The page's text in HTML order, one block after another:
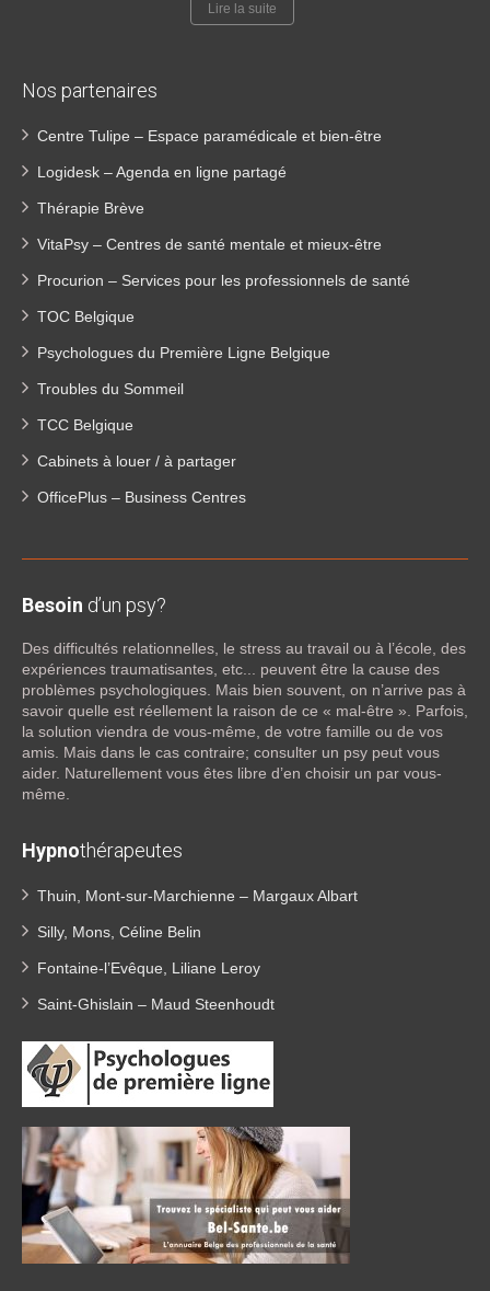
Lire la suite
Nos partenaires
Centre Tulipe – Espace paramédicale et bien-être
Logidesk – Agenda en ligne partagé
Thérapie Brève
VitaPsy – Centres de santé mentale et mieux-être
Procurion – Services pour les professionnels de santé
TOC Belgique
Psychologues du Première Ligne Belgique
Troubles du Sommeil
TCC Belgique
Cabinets à louer / à partager
OfficePlus – Business Centres
Besoin d’un psy?
Des difficultés relationnelles, le stress au travail ou à l’école, des
expériences traumatisantes, etc... peuvent être la cause des
problèmes psychologiques. Mais bien souvent, on n’arrive pas à
savoir quelle est réellement la raison de ce « mal-être ». Parfois,
la solution viendra de vous-même, de votre famille ou de vos
amis. Mais dans le cas contraire; consulter un psy peut vous
aider. Naturellement vous êtes libre d’en choisir un par vous-
même.
Hypnothérapeutes
Thuin, Mont-sur-Marchienne – Margaux Albart
Silly, Mons, Céline Belin
Fontaine-l’Evêque, Liliane Leroy
Saint-Ghislain – Maud Steenhoudt